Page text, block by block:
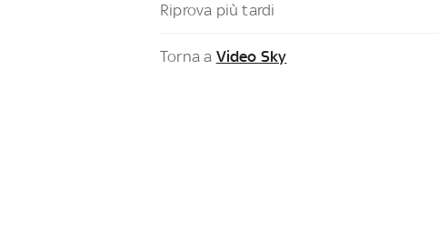
Riprova più tardi
Torna a Video Sky